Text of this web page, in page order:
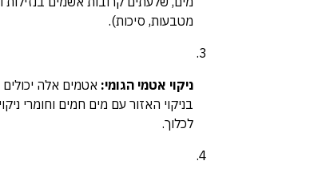
מטבעות, סיכות).
ניקוי אטמי הגומי: אטמים אלה יכולים
בניקוי האזור עם מים חמים וחומרי
לכלוך.